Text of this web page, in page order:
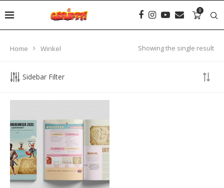
0
Home Winkel Showing the single result
Sidebar Filter